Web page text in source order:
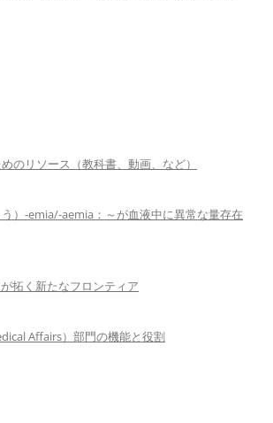
のリソース（教科書、動画、など）
）-emia/-aemia：～が血液中に異常な量存在
拓く新たなフロンティア
Affairs）部門の機能と役割